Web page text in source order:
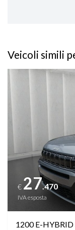
Veicoli simili
Vedi dettagli
€ 27.470
IVA esposta
1200 E-